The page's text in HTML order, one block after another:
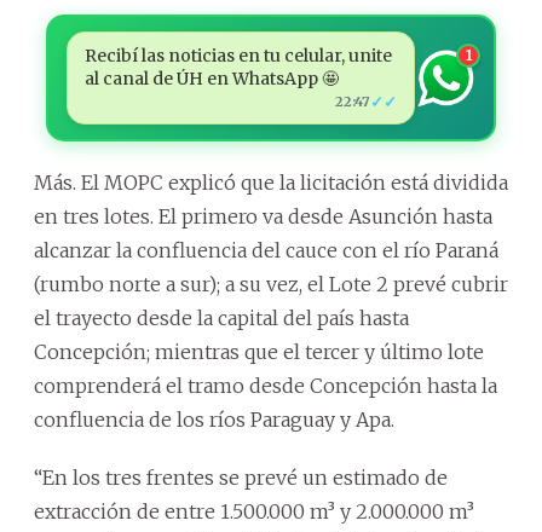
Recibí las noticias en tu celular, unite
al canal de ÚH en WhatsApp 🤩
22:47 ✓✓
1
Más. El MOPC explicó que la licitación está dividida
en tres lotes. El primero va desde Asunción hasta
alcanzar la confluencia del cauce con el río Paraná
(rumbo norte a sur); a su vez, el Lote 2 prevé cubrir
el trayecto desde la capital del país hasta
Concepción; mientras que el tercer y último lote
comprenderá el tramo desde Concepción hasta la
confluencia de los ríos Paraguay y Apa.
“En los tres frentes se prevé un estimado de
extracción de entre 1.500.000 m³ y 2.000.000 m³